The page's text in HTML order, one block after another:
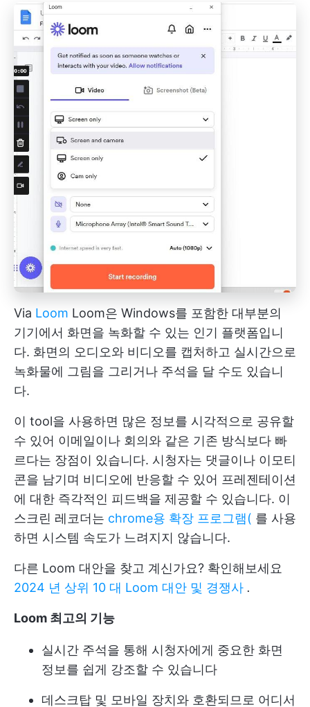
Via Loom Loom은 Windows를 포함한 대부분의
기기에서 화면을 녹화할 수 있는 인기 플랫폼입니
다. 화면의 오디오와 비디오를 캡처하고 실시간으로
녹화물에 그림을 그리거나 주석을 달 수도 있습니
다.
이 tool을 사용하면 많은 정보를 시각적으로 공유할
수 있어 이메일이나 회의와 같은 기존 방식보다 빠
르다는 장점이 있습니다. 시청자는 댓글이나 이모티
콘을 남기며 비디오에 반응할 수 있어 프레젠테이션
에 대한 즉각적인 피드백을 제공할 수 있습니다. 이
스크린 레코더는 chrome용 확장 프로그램( 를 사용
하면 시스템 속도가 느려지지 않습니다.
다른 Loom 대안을 찾고 계신가요? 확인해보세요
2024 년 상위 10 대 Loom 대안 및 경쟁사 .
Loom 최고의 기능
실시간 주석을 통해 시청자에게 중요한 화면
정보를 쉽게 강조할 수 있습니다
데스크탑 및 모바일 장치와 호환되므로 어디서